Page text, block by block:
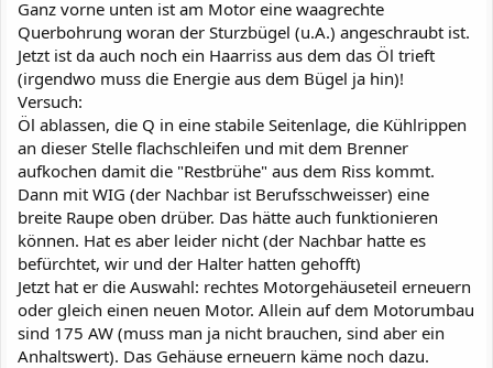
Ganz vorne unten ist am Motor eine waagrechte
Querbohrung woran der Sturzbügel (u.A.) angeschraubt ist.
Jetzt ist da auch noch ein Haarriss aus dem das Öl trieft
(irgendwo muss die Energie aus dem Bügel ja hin)!
Versuch:
Öl ablassen, die Q in eine stabile Seitenlage, die Kühlrippen
an dieser Stelle flachschleifen und mit dem Brenner
aufkochen damit die "Restbrühe" aus dem Riss kommt.
Dann mit WIG (der Nachbar ist Berufsschweisser) eine
breite Raupe oben drüber. Das hätte auch funktionieren
können. Hat es aber leider nicht (der Nachbar hatte es
befürchtet, wir und der Halter hatten gehofft)
Jetzt hat er die Auswahl: rechtes Motorgehäuseteil erneuern
oder gleich einen neuen Motor. Allein auf dem Motorumbau
sind 175 AW (muss man ja nicht brauchen, sind aber ein
Anhaltswert). Das Gehäuse erneuern käme noch dazu.